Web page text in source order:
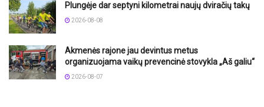
Plungėje dar septyni kilometrai naujų dviračių takų
2026-08-08
Akmenės rajone jau devintus metus
organizuojama vaikų prevencinė stovykla „Aš galiu“
2026-08-07